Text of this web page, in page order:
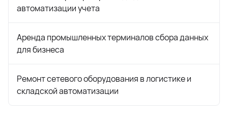
автоматизации учета
Аренда промышленных терминалов сбора данных
для бизнеса
Ремонт сетевого оборудования в логистике и
складской автоматизации